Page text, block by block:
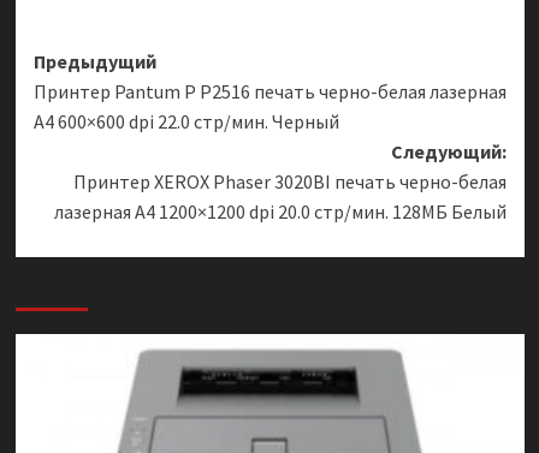
Навигация
записи
Предыдущий
Принтер Pantum P P2516 печать черно-белая лазерная
A4 600×600 dpi 22.0 стр/мин. Черный
Следующий:
Принтер XEROX Phaser 3020BI печать черно-белая
лазерная A4 1200×1200 dpi 20.0 стр/мин. 128МБ Белый